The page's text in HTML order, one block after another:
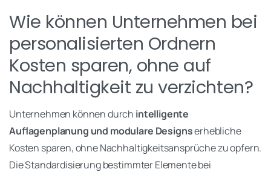
Wie können Unternehmen bei
personalisierten Ordnern
Kosten sparen, ohne auf
Nachhaltigkeit zu verzichten?
Unternehmen können durch intelligente
Auflagenplanung und modulare Designserhebliche
Kosten sparen, ohne Nachhaltigkeitsansprüche zu opfern.
Die Standardisierung bestimmter Elemente bei